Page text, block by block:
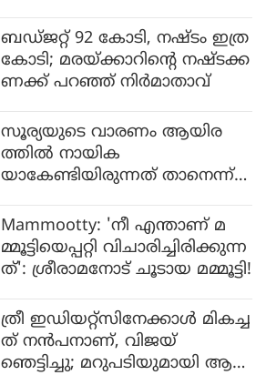
ബഡ്ജറ്റ് 92 കോടി, നഷ്ടം ഇത്ര
കോടി; മരയ്ക്കാറിന്റെ നഷ്ടക്ക
ണക്ക് പറഞ്ഞ് നിർമാതാവ്
സൂര്യയുടെ വാരണം ആയിര
ത്തിൽ നായിക
യാകേണ്ടിയിരുന്നത് താനെന്ന്
Mammootty: 'നീ എന്താണ് മ
മ്മൂട്ടിയെപ്പറ്റി വിചാരിച്ചിരിക്കുന്ന
ത്': ശ്രീരാമനോട് ചൂടായ മമ്മൂട്ടി!
ത്രീ ഇഡിയറ്റ്സിനേക്കാൾ മികച്ച
ത് നൻപനാണ്, വിജയ്
ഞെട്ടിച്ചു; മറുപടിയുമായി ആ